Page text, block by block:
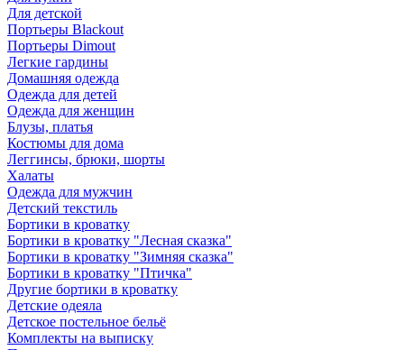
Для детской
Портьеры Blackout
Портьеры Dimout
Легкие гардины
Домашняя одежда
Одежда для детей
Одежда для женщин
Блузы, платья
Костюмы для дома
Леггинсы, брюки, шорты
Халаты
Одежда для мужчин
Детский текстиль
Бортики в кроватку
Бортики в кроватку "Лесная сказка"
Бортики в кроватку "Зимняя сказка"
Бортики в кроватку "Птичка"
Другие бортики в кроватку
Детские одеяла
Детское постельное бельё
Комплекты на выписку